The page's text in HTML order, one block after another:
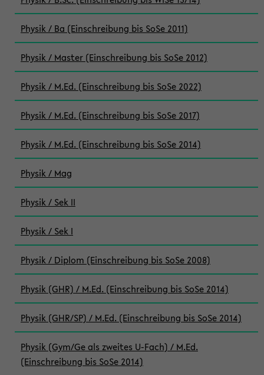
Physik / Ba (Einschreibung bis SoSe 2011)
Physik / Master (Einschreibung bis SoSe 2012)
Physik / M.Ed. (Einschreibung bis SoSe 2022)
Physik / M.Ed. (Einschreibung bis SoSe 2017)
Physik / M.Ed. (Einschreibung bis SoSe 2014)
Physik / Mag
Physik / Sek II
Physik / Sek I
Physik / Diplom (Einschreibung bis SoSe 2008)
Physik (GHR) / M.Ed. (Einschreibung bis SoSe 2014)
Physik (GHR/SP) / M.Ed. (Einschreibung bis SoSe 2014)
Physik (Gym/Ge als zweites U-Fach) / M.Ed.
(Einschreibung bis SoSe 2014)